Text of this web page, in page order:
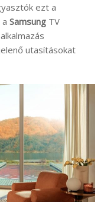
ezt a
Samsung TV
alkalmazás
utasításokat